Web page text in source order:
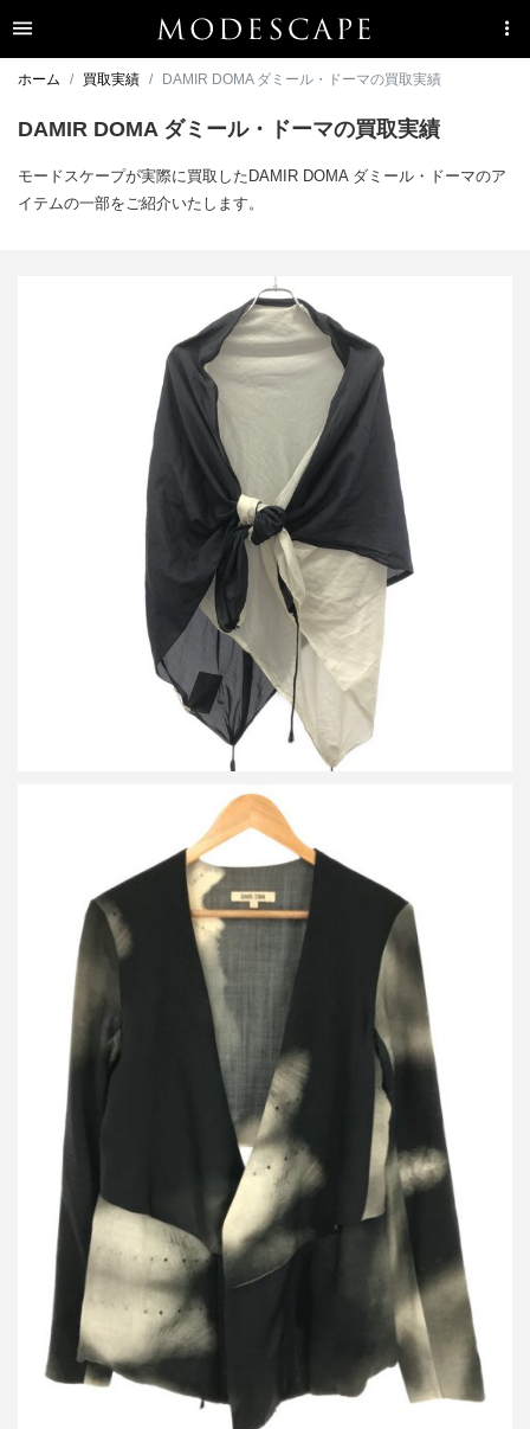
ホーム 買取実績 DAMIR DOMA ダミール・ドーマの買取実績
DAMIR DOMA ダミール・ドーマの買取実績
モードスケープが実際に買取したDAMIR DOMA ダミール・ドーマのア
イテムの一部をご紹介いたします。
ダミール ドマ バイカラーデザインビッグストール
詳しく見る
ダミールドマ レイヤードデザインカラーレスジャケット
詳しく見る